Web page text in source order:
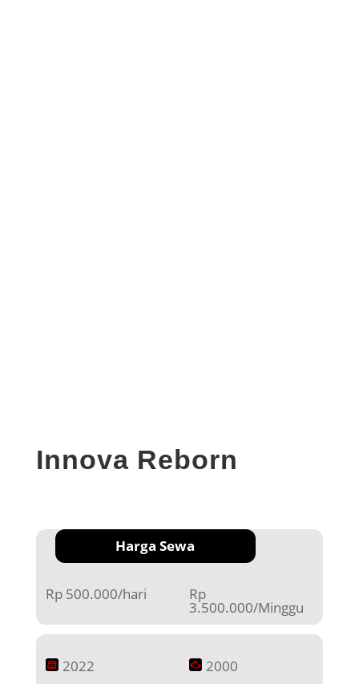
Innova Reborn
Harga Sewa
Rp 500.000/hari Rp
3.500.000/Minggu
2022 2000